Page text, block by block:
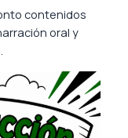
contenidos
oral y